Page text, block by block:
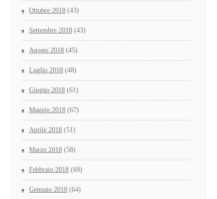
Ottobre 2018 (43)
Settembre 2018 (43)
Agosto 2018 (45)
Luglio 2018 (48)
Giugno 2018 (61)
Maggio 2018 (67)
Aprile 2018 (51)
Marzo 2018 (58)
Febbraio 2018 (69)
Gennaio 2018 (64)